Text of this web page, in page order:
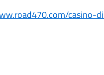
casino-